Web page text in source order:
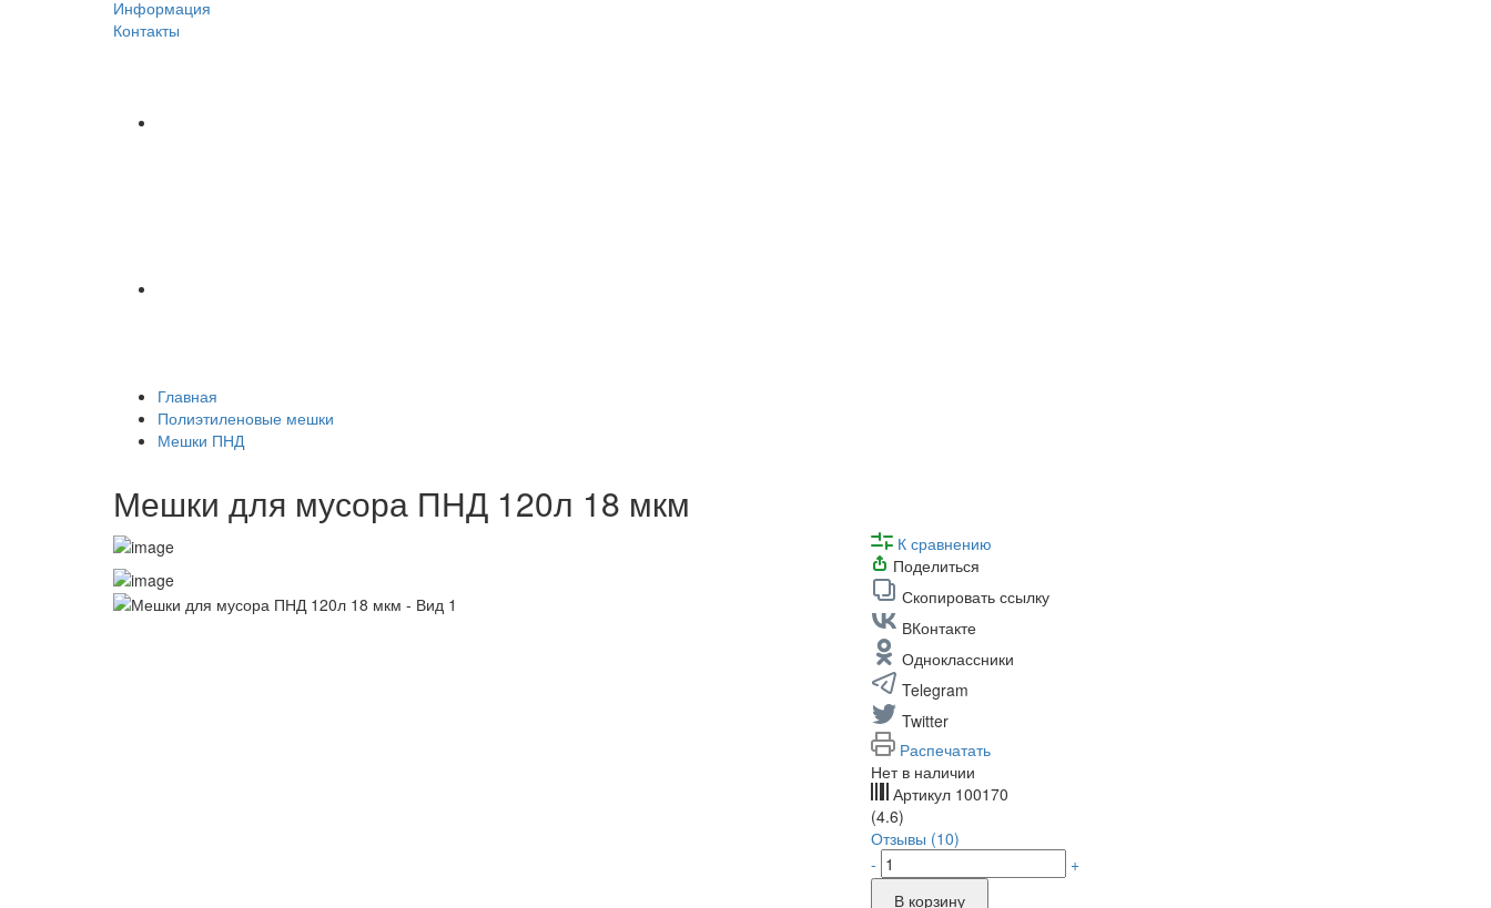
Информация
Контакты
Главная
Полиэтиленовые мешки
Мешки ПНД
Мешки для мусора ПНД 120л 18 мкм
К сравнению
Поделиться
Скопировать ссылку
ВКонтакте
Одноклассники
Telegram
Twitter
Распечатать
Нет в наличии
Артикул 100170
(4.6)
Отзывы (10)
-
+
В корзину